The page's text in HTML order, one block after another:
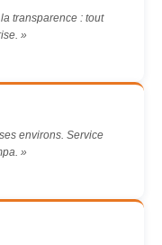
transparence : tout
»
environs. Service
»